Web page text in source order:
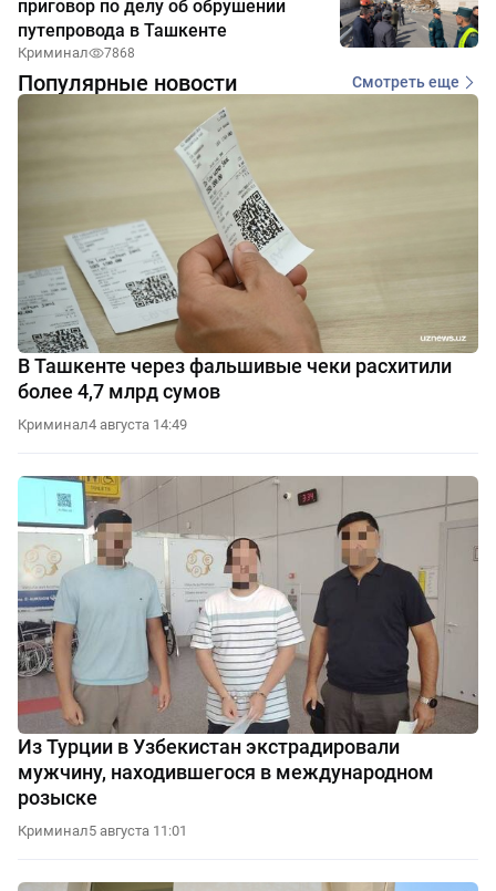
приговор по делу об обрушении
путепровода в Ташкенте
Криминал 7868
Популярные новости Смотреть еще
В Ташкенте через фальшивые чеки расхитили
более 4,7 млрд сумов
Криминал4 августа 14:49
Из Турции в Узбекистан экстрадировали
мужчину, находившегося в международном
розыске
Криминал5 августа 11:01